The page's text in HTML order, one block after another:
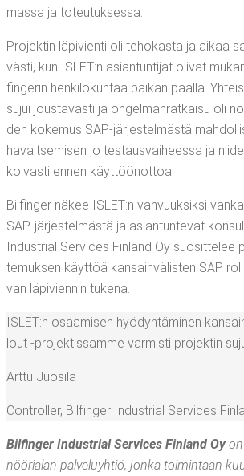
mas­sa ja toteutuksessa.
Pro­jek­tin läpi­vien­ti oli teho­kas­ta ja aikaa
väs­ti, kun ISLET:n asian­tun­ti­jat oli­vat
fin­ge­rin hen­ki­lö­kun­taa pai­kan pääl­lä.
sujui jous­ta­vas­ti ja ongel­man­rat­kai­su oli
den koke­mus SAP-jär­jes­tel­mäs­tä
havait­se­mi­sen jo tes­taus­vai­hees­sa ja
koi­vas­ti ennen käyttöönottoa.
Bil­fin­ger näkee ISLET:n vah­vuuk­sik­si
SAP-jär­jes­tel­mäs­tä ja asian­tun­te­vat
Industrial Ser­vices Fin­land Oy suo­sit­te­lee
te­muk­sen käyt­töä kan­sain­vä­lis­ten SAP
van läpi­vien­nin tukena.
ISLET:n osaa­mi­sen hyö­dyn­tä­mi­nen
lout ‑pro­jek­tis­sam­me var­mis­ti pro­jek­tin
Art­tu Juosila
Cont­rol­ler, Bil­fin­ger Industrial Ser­vices
Bil­fin­ger Industrial Ser­vices Fin­land Oyon
nöö­ria­lan pal­ve­lu­yh­tiö, jon­ka toi­min­taan